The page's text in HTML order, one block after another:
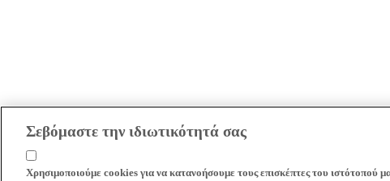
Σεβόμαστε την ιδιωτικότητά σας
Χρησιμοποιούμε cookies για να κατανοήσουμε τους επισκέπτες του ιστότοπού